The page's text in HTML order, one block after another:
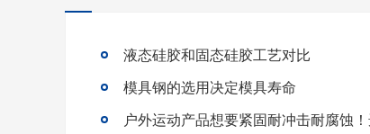
液态硅胶和固态硅胶工艺对比
模具钢的选用决定模具寿命